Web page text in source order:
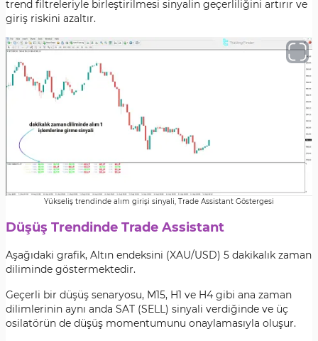
trend filtreleriyle birleştirilmesi sinyalin geçerliliğini artırır ve
giriş riskini azaltır.
Yükseliş trendinde alım girişi sinyali, Trade Assistant Göstergesi
Düşüş Trendinde Trade Assistant
Aşağıdaki grafik, Altın endeksini (XAU/USD) 5 dakikalık zaman
diliminde göstermektedir.
Geçerli bir düşüş senaryosu, M15, H1 ve H4 gibi ana zaman
dilimlerinin aynı anda SAT (SELL) sinyali verdiğinde ve üç
osilatörün de düşüş momentumunu onaylamasıyla oluşur.